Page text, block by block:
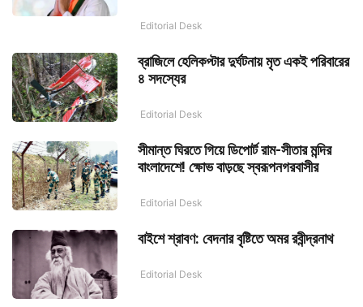
Editorial Desk
ব্রাজিলে হেলিকপ্টার দুর্ঘটনায় মৃত একই পরিবারের
৪ সদস্যের
Editorial Desk
সীমান্ত ঘিরতে গিয়ে ডিপোর্ট রাম-সীতার মন্দির
বাংলাদেশে! ক্ষোভ বাড়ছে স্বরূপনগরবাসীর
Editorial Desk
বাইশে শ্রাবণ: বেদনার বৃষ্টিতে অমর রবীন্দ্রনাথ
Editorial Desk